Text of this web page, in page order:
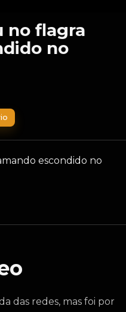
no flagra
no
escondido no
das redes, mas foi por